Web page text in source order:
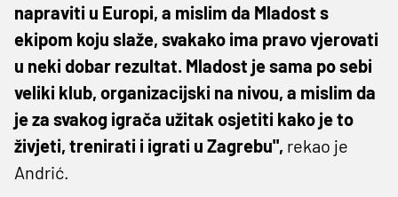
napraviti u Europi, a mislim da Mladost s
ekipom koju slaže, svakako ima pravo vjerovati
u neki dobar rezultat. Mladost je sama po sebi
veliki klub, organizacijski na nivou, a mislim da
je za svakog igrača užitak osjetiti kako je to
živjeti, trenirati i igrati u Zagrebu", rekao je
Andrić.